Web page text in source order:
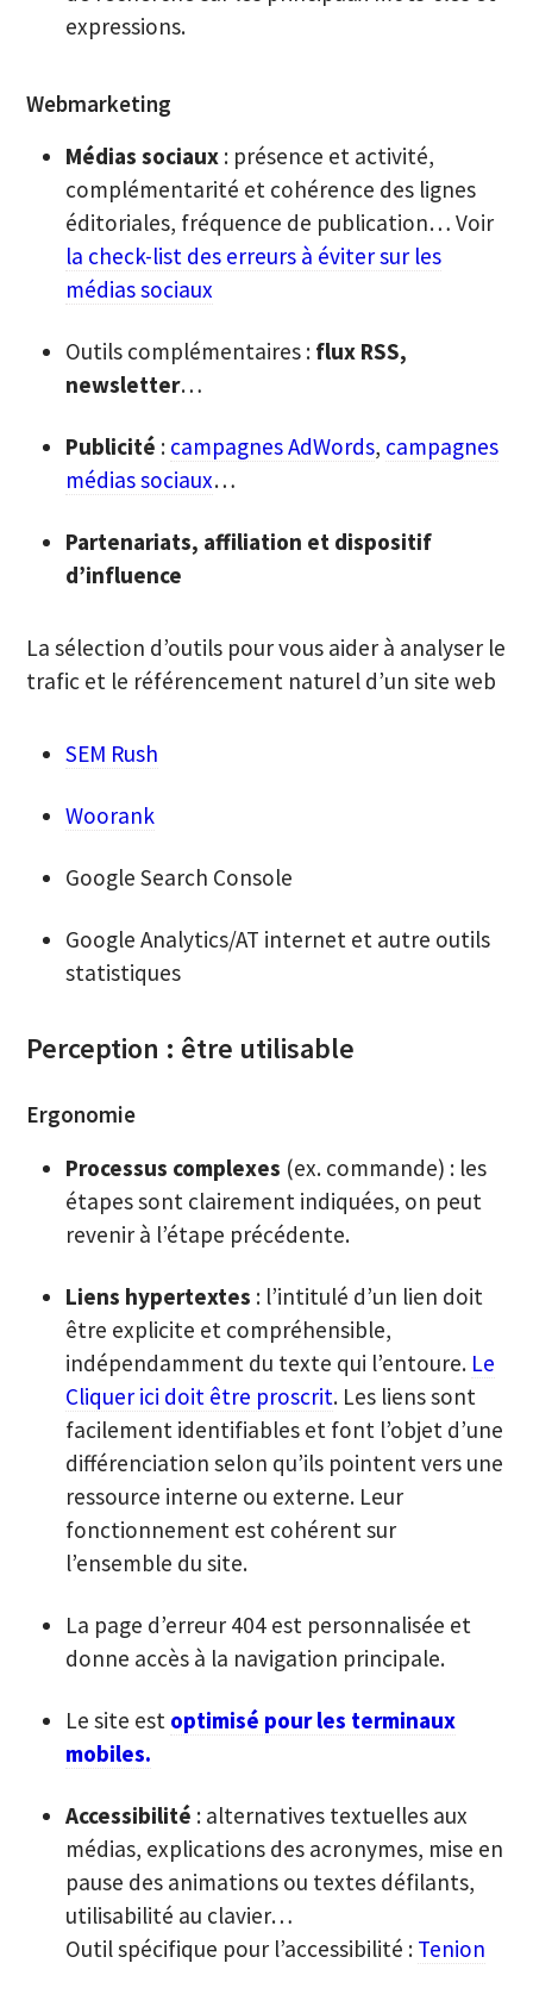
expressions.
Webmarketing
Médias sociaux : présence et activité,
complémentarité et cohérence des lignes
éditoriales, fréquence de publication… Voir
la check-list des erreurs à éviter sur les
médias sociaux
Outils complémentaires : flux RSS,
newsletter…
Publicité : campagnes AdWords, campagnes
médias sociaux…
Partenariats, affiliation et dispositif
d’influence
La sélection d’outils pour vous aider à analyser le
trafic et le référencement naturel d’un site web
SEM Rush
Woorank
Google Search Console
Google Analytics/AT internet et autre outils
statistiques
Perception : être utilisable
Ergonomie
Processus complexes (ex. commande) : les
étapes sont clairement indiquées, on peut
revenir à l’étape précédente.
Liens hypertextes : l’intitulé d’un lien doit
être explicite et compréhensible,
indépendamment du texte qui l’entoure. Le
Cliquer ici doit être proscrit. Les liens sont
facilement identifiables et font l’objet d’une
différenciation selon qu’ils pointent vers une
ressource interne ou externe. Leur
fonctionnement est cohérent sur
l’ensemble du site.
La page d’erreur 404 est personnalisée et
donne accès à la navigation principale.
Le site est optimisé pour les terminaux
mobiles.
Accessibilité : alternatives textuelles aux
médias, explications des acronymes, mise en
pause des animations ou textes défilants,
utilisabilité au clavier…
Outil spécifique pour l’accessibilité : Tenion